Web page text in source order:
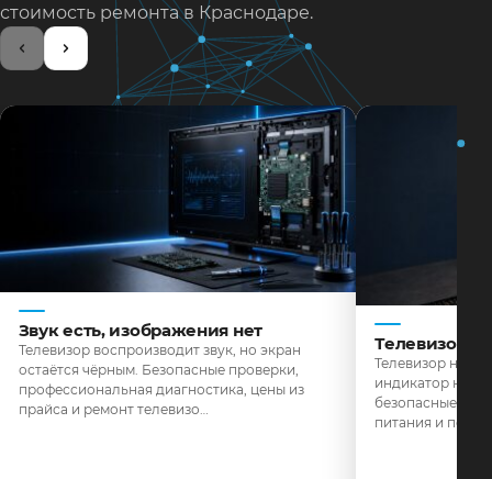
стоимость ремонта в Краснодаре.
Звук есть, изображения нет
Телевизор воспроизводит звук, но экран
остаётся чёрным. Безопасные проверки,
профессиональная диагностика, цены из
прайса и ремонт телевизо…
Телевизор
Телевизор не
индикатор не
безопасные
питания и